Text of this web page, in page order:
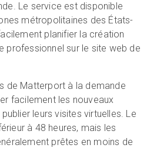
Le service est disponible
métropolitaines des États-
planifier la création
professionnel sur le site web de
de Matterport à la demande
facilement les nouveaux
leurs visites virtuelles. Le
à 48 heures, mais les
prêtes en moins de